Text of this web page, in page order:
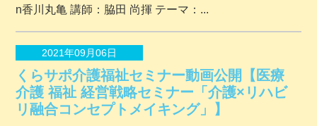
n香川丸亀 講師：脇田 尚揮 テーマ：...
2021年09月06日
くらサポ介護福祉セミナー動画公開【医療
介護 福祉 経営戦略セミナー「介護×リハビ
リ融合コンセプトメイキング」】